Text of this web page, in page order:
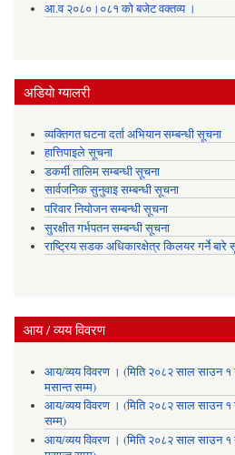
आ.व २०८०।०८१ को बजेट वक्तव्य ।
अडियाे ग्यालरी
व्यक्तिगत घटना दर्ता अभियान सम्बन्धी सूचना
हात्तिपाइले सूचना
डकर्मी तालिम सम्बन्धी सूचना
सार्वजनिक सुनुवाइ सम्बन्धी सूचना
परिवार नियोजन सम्बन्धी सूचना
सुरक्षीत गर्भपतन सम्बन्धी सूचना
राष्ट्रिय सडक अधिकारक्षेत्र किलयर गर्ने बारे
आय / व्यय विवरण
आय/व्यय विवरण । (मिति २०८२ साल साउन
मसान्त सम्म)
आय/व्यय विवरण । (मिति २०८२ साल साउन
सम्म)
आय/व्यय विवरण । (मिति २०८२ साल साउन